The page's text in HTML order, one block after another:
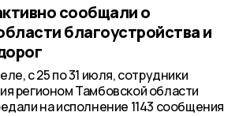
сообщали о
благоустройства и
с 25 по 31 июля, сотрудники
регионом Тамбовской области
на исполнение 1143 сообщения